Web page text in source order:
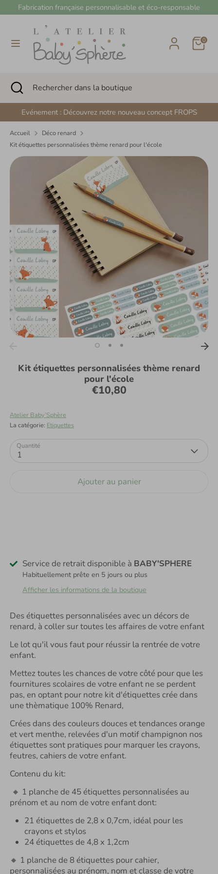
Passer
au
Fabrication française personnalisable et éco-responsable
Panier
0
Devise
RechercheRechercher
dans
RechercheRechercher
dans
la
boutique
Fermer
la
recherche
Evénement : Découvrez notre nouveau concept FROPS
Accueil
Déco renard
Kit étiquettes personnalisées thème renard pour l'école
Kit étiquettes personnalisées thème renard
pour l'école
€10,80
Atelier Baby’Sphère
La catégorie: Etiquettes
Quantité
1
Ajouter au panier
Service de retrait disponible à BABY'SPHERE
Habituellement prête en 5 jours ou plus
Afficher les informations de la boutique
Des étiquettes personnalisées avec un décors de
renard, à coller sur toutes les affaires de votre enfant
Le lot qu'il vous faut pour réussir la rentrée de votre
enfant.
Mettez toutes les chances de votre côté pour que les
fournitures scolaires de votre enfant ne se perdent
pas, en optant pour notre kit d'étiquettes crée dans
une thèmatique 100% Renard,
Crées dans des couleurs douces et tendances orange
et vert menthe, relevées d'un motif champignon nos
étiquettes sont pratiques pour marquer les crayons,
feutres, cahiers de votre enfant.
Contenu du kit:
🔸 1 planche de 45 étiquettes personnalisées au
prénom et au nom de votre enfant dont:
21 étiquettes de 2,8 x 0,7cm, idéal pour les
crayons et stylos
24 étiquettes de 4,8 x 1,2cm
🔸 1 planche de 8 étiquettes pour cahier,
personnalisées au prénom, nom et classe de votre